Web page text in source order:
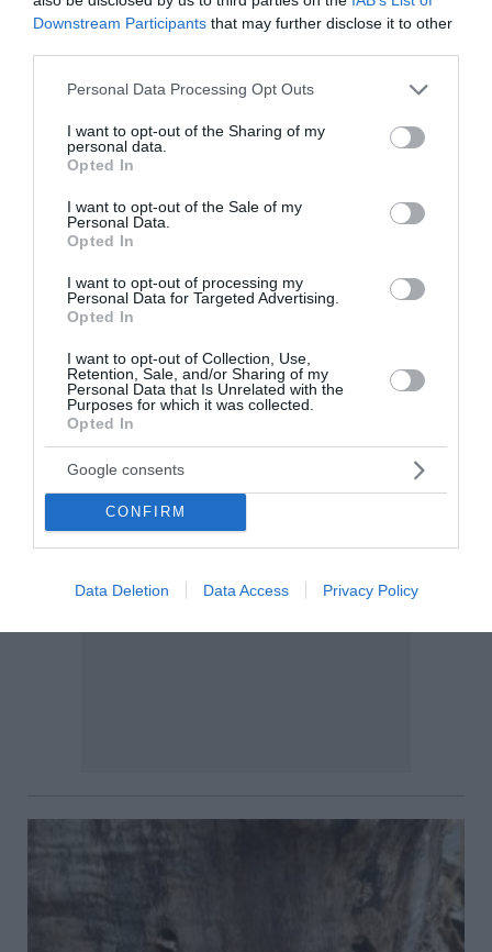
Downstream Participants that may further disclose it to other
Please note that this website/app uses one or more Google
not limited to your visit or usage behaviour. You may click to
grant or deny consent to Google and its third-party tags to
use your data for below specified purposes in below Google
consent section.
Personal Data Processing Opt Outs
I want to opt-out of the Sharing of my
personal data.
Opted In
I want to opt-out of the Sale of my
Personal Data.
Opted In
I want to opt-out of processing my
Personal Data for Targeted Advertising.
Opted In
I want to opt-out of Collection, Use,
Retention, Sale, and/or Sharing of my
Personal Data that Is Unrelated with the
Purposes for which it was collected.
Opted In
Google consents
CONFIRM
Data Deletion Data Access Privacy Policy
ξέσπασε περίπου στις 16:30. Για την κατάσβεσή της
επιχειρούν 12 πυρο...
18:34 | 07 Αυγούστου 2026 Ελλάδα